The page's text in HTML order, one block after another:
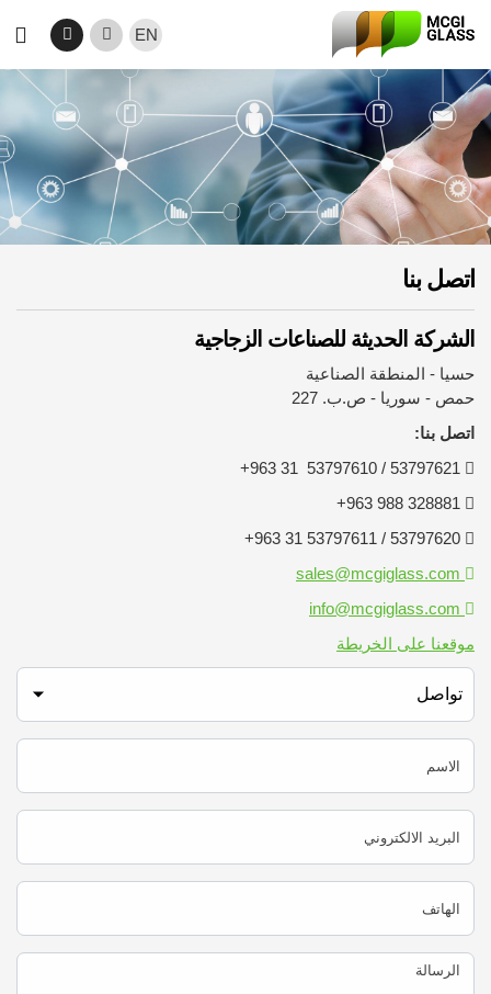
Skip to main content
EN
Search
Mode
اتصل بنا
الشركة الحديثة للصناعات الزجاجية
حسيا - المنطقة الصناعية
حمص - سوريا - ص.ب. 227
اتصل بنا:
موقعنا على الخريطة
اختر طلب
تواصل
الاسم
البريد الالكتروني
الهاتف
الرسالة